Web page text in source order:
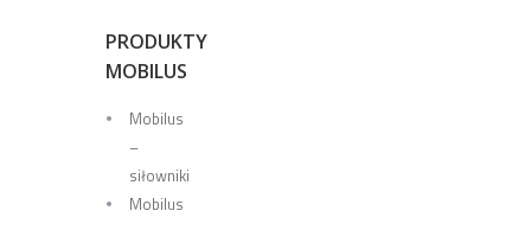
PRODUKTY
MOBILUS
Mobilus
–
siłowniki
Mobilus